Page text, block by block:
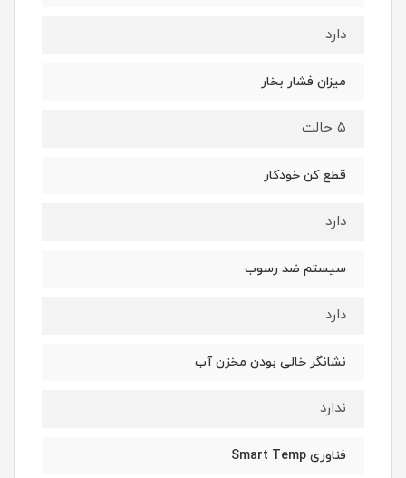
دارد
میزان فشار بخار
۵ حالت
قطع کن خودکار
دارد
سیستم ضد رسوب
دارد
نشانگر خالی بودن مخزن آب
ندارد
فناوری Smart Temp